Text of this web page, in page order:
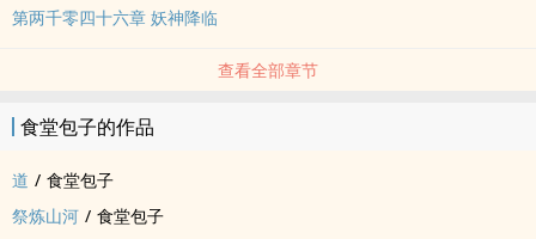
第两千零四十六章 妖神降临
查看全部章节
食堂包子的作品
道 / 食堂包子
祭炼山河 / 食堂包子